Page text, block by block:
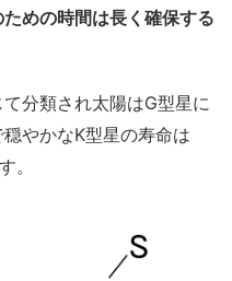
めの時間は長く確保する
分類され太陽はG型星に
やかなK型星の寿命は
。